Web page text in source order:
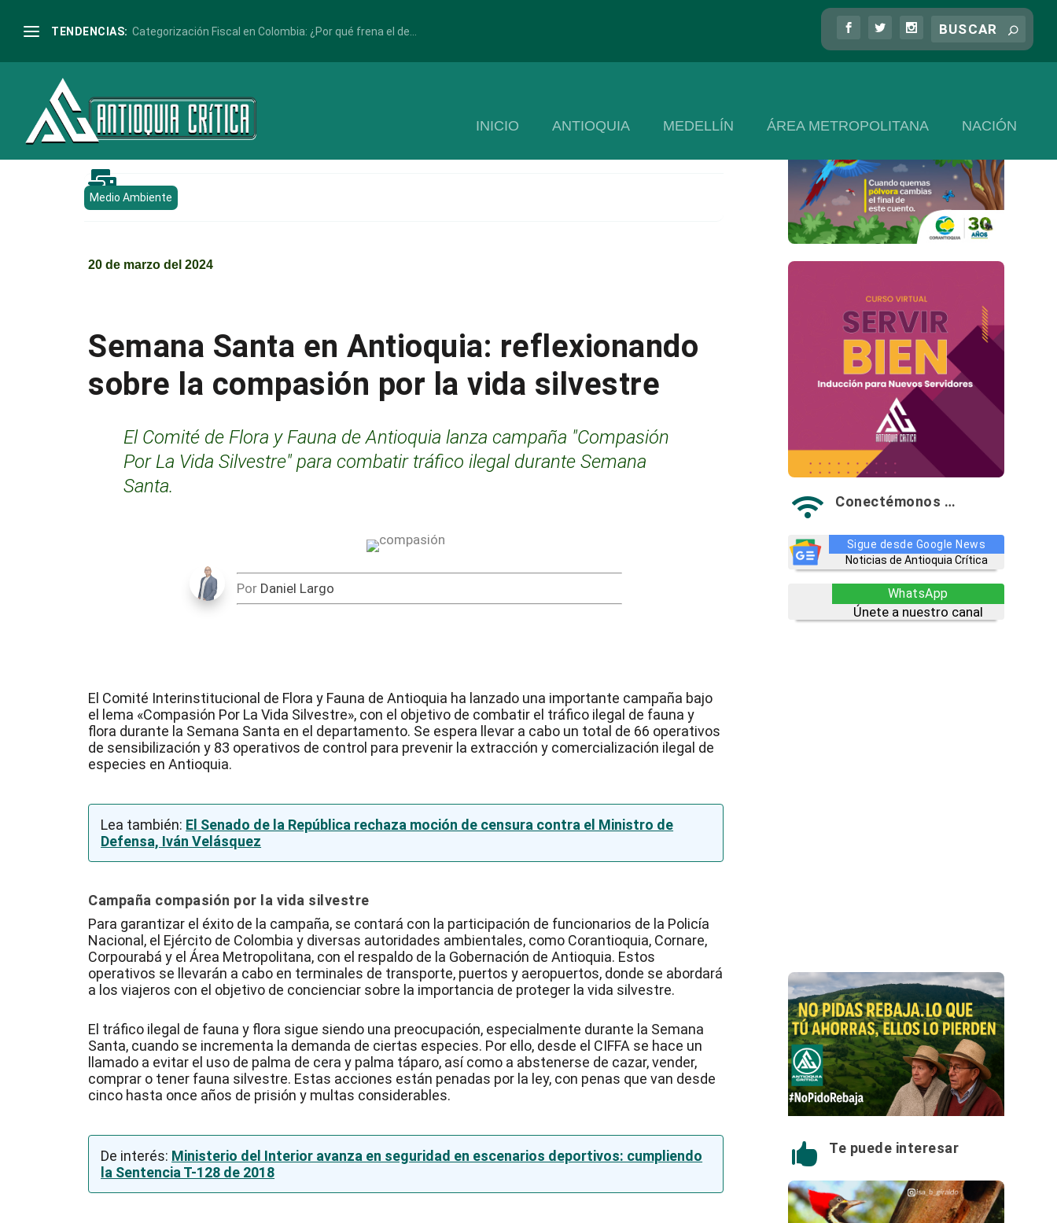
TENDENCIAS: Categorización Fiscal en Colombia: ¿Por qué frena el de...
INICIO ANTIOQUIA MEDELLÍN ÁREA METROPOLITANA NACIÓN

Medio Ambiente
20 de marzo del 2024
Semana Santa en Antioquia: reflexionando
sobre la compasión por la vida silvestre
El Comité de Flora y Fauna de Antioquia lanza campaña "Compasión
Por La Vida Silvestre" para combatir tráfico ilegal durante Semana
Santa.
Por Daniel Largo
El Comité Interinstitucional de Flora y Fauna de Antioquia ha lanzado una importante campaña bajo
el lema «Compasión Por La Vida Silvestre», con el objetivo de combatir el tráfico ilegal de fauna y
flora durante la Semana Santa en el departamento. Se espera llevar a cabo un total de 66 operativos
de sensibilización y 83 operativos de control para prevenir la extracción y comercialización ilegal de
especies en Antioquia.
Lea también: El Senado de la República rechaza moción de censura contra el Ministro de
Defensa, Iván Velásquez
Campaña compasión por la vida silvestre
Para garantizar el éxito de la campaña, se contará con la participación de funcionarios de la Policía
Nacional, el Ejército de Colombia y diversas autoridades ambientales, como Corantioquia, Cornare,
Corpourabá y el Área Metropolitana, con el respaldo de la Gobernación de Antioquia. Estos
operativos se llevarán a cabo en terminales de transporte, puertos y aeropuertos, donde se abordará
a los viajeros con el objetivo de concienciar sobre la importancia de proteger la vida silvestre.
El tráfico ilegal de fauna y flora sigue siendo una preocupación, especialmente durante la Semana
Santa, cuando se incrementa la demanda de ciertas especies. Por ello, desde el CIFFA se hace un
llamado a evitar el uso de palma de cera y palma táparo, así como a abstenerse de cazar, vender,
comprar o tener fauna silvestre. Estas acciones están penadas por la ley, con penas que van desde
cinco hasta once años de prisión y multas considerables.
De interés: Ministerio del Interior avanza en seguridad en escenarios deportivos: cumpliendo
la Sentencia T-128 de 2018
 Conectémonos …
Sigue desde Google News
Noticias de Antioquia Crítica
WhatsApp
Únete a nuestro canal
 Te puede interesar